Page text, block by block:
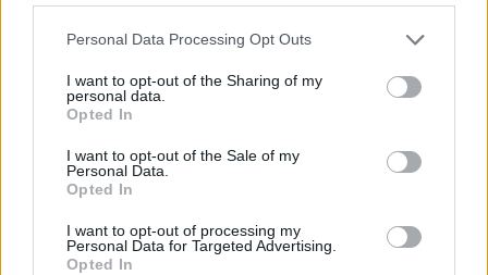
Personal Data Processing Opt Outs
I want to opt-out of the Sharing of my
personal data.
Opted In
I want to opt-out of the Sale of my
Personal Data.
Opted In
I want to opt-out of processing my
Personal Data for Targeted Advertising.
Opted In
Newsroom